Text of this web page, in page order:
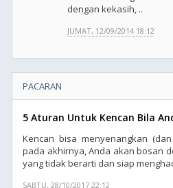
dengan kekasih, ..
JUMAT, 12/09/2014 18:12
PACARAN
5 Aturan Untuk Kencan Bila
Kencan bisa menyenangkan
pada akhirnya, Anda akan bosan
yang tidak berarti dan siap
SABTU, 28/10/2017 22:12